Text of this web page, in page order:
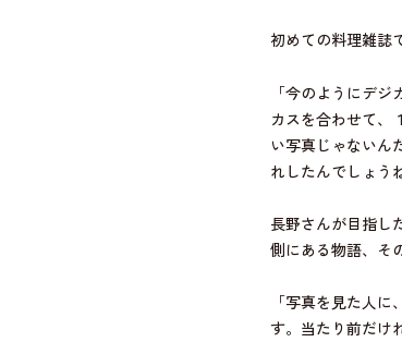
初めての料理雑誌
「今のようにデ
カスを合わせて、
い写真じゃないん
れしたんでしょう
長野さんが目指し
側にある物語、そ
「写真を見た人
す。当たり前だけ